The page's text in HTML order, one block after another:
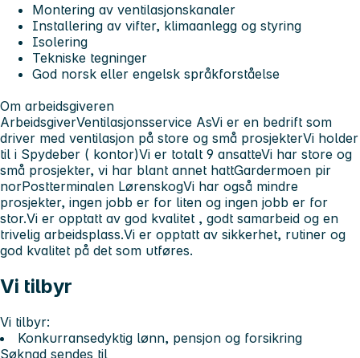
Montering av ventilasjonskanaler
Installering av vifter, klimaanlegg og styring
Isolering
Tekniske tegninger
God norsk eller engelsk språkforståelse
Om arbeidsgiveren
ArbeidsgiverVentilasjonsservice AsVi er en bedrift som
driver med ventilasjon på store og små prosjekterVi holder
til i Spydeber ( kontor)Vi er totalt 9 ansatteVi har store og
små prosjekter, vi har blant annet hattGardermoen pir
norPostterminalen LørenskogVi har også mindre
prosjekter, ingen jobb er for liten og ingen jobb er for
stor.Vi er opptatt av god kvalitet , godt samarbeid og en
trivelig arbeidsplass.Vi er opptatt av sikkerhet, rutiner og
god kvalitet på det som utføres.
Vi tilbyr
Vi tilbyr:
Konkurransedyktig lønn, pensjon og forsikring
Søknad sendes til